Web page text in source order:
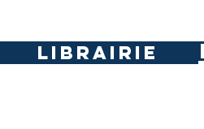
LIBRAIRIE